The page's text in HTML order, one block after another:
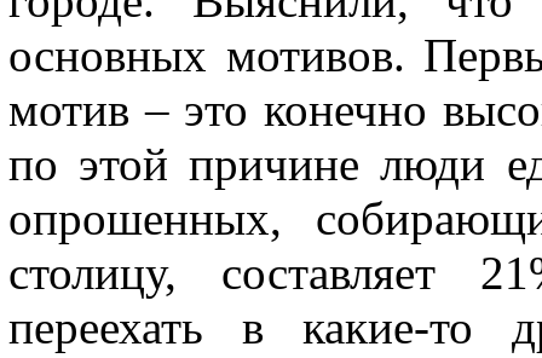
основных мотивов.
мотив – это конечно
по этой причине люди
опрошенных,
столицу, составляет
переехать в какие-то